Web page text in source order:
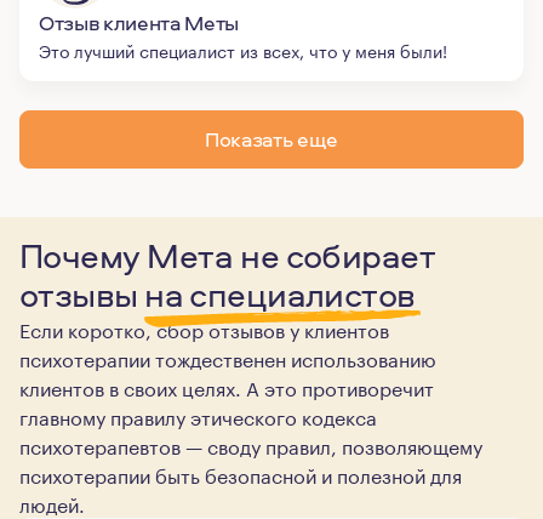
Отзыв клиента Меты
Это лучший специалист из всех, что у меня были!
Показать еще
Почему Мета не собирает
отзывы на специалистов
Если коротко, сбор отзывов у клиентов
психотерапии тождественен использованию
клиентов в своих целях. А это противоречит
главному правилу этического кодекса
психотерапевтов — своду правил, позволяющему
психотерапии быть безопасной и полезной для
людей.